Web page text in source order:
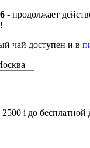
- продолжает
чай доступен и в
2500 i до бесплатной